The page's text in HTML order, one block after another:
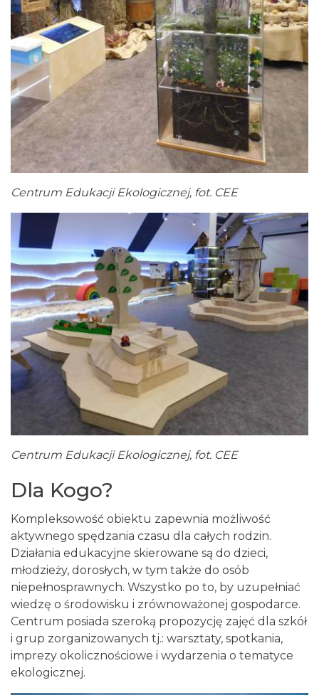
Centrum Edukacji Ekologicznej, fot. CEE
Centrum Edukacji Ekologicznej, fot. CEE
Dla Kogo?
Kompleksowość obiektu zapewnia możliwość
aktywnego spędzania czasu dla całych rodzin.
Działania edukacyjne skierowane są do dzieci,
młodzieży, dorosłych, w tym także do osób
niepełnosprawnych. Wszystko po to, by uzupełniać
wiedzę o środowisku i zrównoważonej gospodarce.
Centrum posiada szeroką propozycję zajęć dla szkół
i grup zorganizowanych tj.: warsztaty, spotkania,
imprezy okolicznościowe i wydarzenia o tematyce
ekologicznej.